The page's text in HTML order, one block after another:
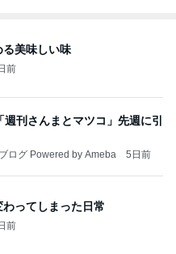
る美味しい味
前
刊さんまとマツコ」先週に引
ログ Powered by Ameba 5日前
ってしまった日常
前